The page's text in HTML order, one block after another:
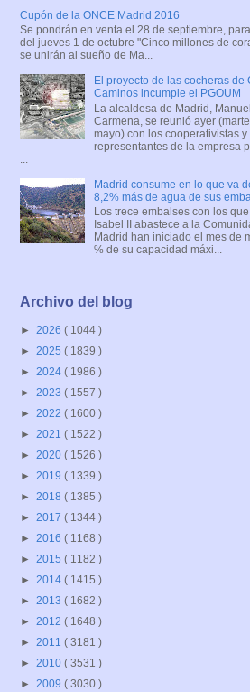
Cupón de la ONCE Madrid 2016
Se pondrán en venta el 28 de septiembre,
del jueves 1 de octubre "Cinco millones de
se unirán al sueño de Ma...
El proyecto de las cocheras de
Caminos incumple el PGOUM
La alcaldesa de Madrid,
Carmena, se reunió ayer
mayo) con los cooperativistas y
representantes de la empresa
Madrid consume en lo que va
8,2% más de agua de sus
Los trece embalses con los
Isabel II abastece a la
Madrid han iniciado el mes de
% de su capacidad máxi...
Archivo del blog
► 2026 ( 1044 )
► 2025 ( 1839 )
► 2024 ( 1986 )
► 2023 ( 1557 )
► 2022 ( 1600 )
► 2021 ( 1522 )
► 2020 ( 1526 )
► 2019 ( 1339 )
► 2018 ( 1385 )
► 2017 ( 1344 )
► 2016 ( 1168 )
► 2015 ( 1182 )
► 2014 ( 1415 )
► 2013 ( 1682 )
► 2012 ( 1648 )
► 2011 ( 3181 )
► 2010 ( 3531 )
► 2009 ( 3030 )